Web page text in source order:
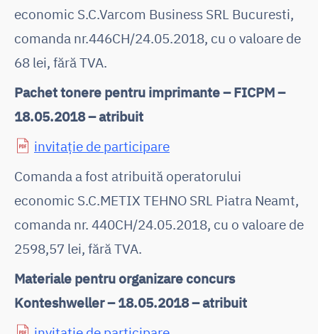
economic S.C.Varcom Business SRL Bucuresti,
comanda nr.446CH/24.05.2018, cu o valoare de
68 lei, fără TVA.
Pachet tonere pentru imprimante – FICPM –
18.05.2018 – atribuit
invitație de participare
Comanda a fost atribuită operatorului
economic S.C.METIX TEHNO SRL Piatra Neamt,
comanda nr. 440CH/24.05.2018, cu o valoare de
2598,57 lei, fără TVA.
Materiale pentru organizare concurs
Konteshweller – 18.05.2018 – atribuit